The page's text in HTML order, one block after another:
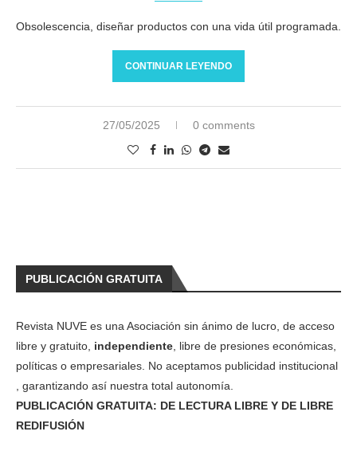
Obsolescencia, diseñar productos con una vida útil programada.
CONTINUAR LEYENDO
27/05/2025 0 comments
PUBLICACIÓN GRATUITA
Revista NUVE es una Asociación sin ánimo de lucro, de acceso
libre y gratuito, independiente , libre de presiones económicas,
políticas o empresariales. No aceptamos publicidad institucional
, garantizando así nuestra total autonomía.
PUBLICACIÓN GRATUITA: DE LECTURA LIBRE Y DE LIBRE
REDIFUSIÓN